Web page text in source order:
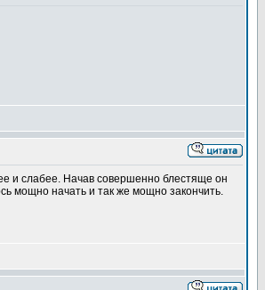
и слабее. Начав совершенно блестяще он
мощно начать и так же мощно закончить.